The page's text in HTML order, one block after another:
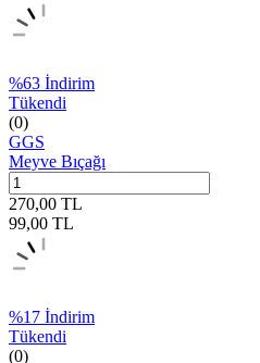
%63 İndirim
Tükendi
(0)
GGS
Meyve Bıçağı
270,00 TL
99,00 TL
%17 İndirim
Tükendi
(0)